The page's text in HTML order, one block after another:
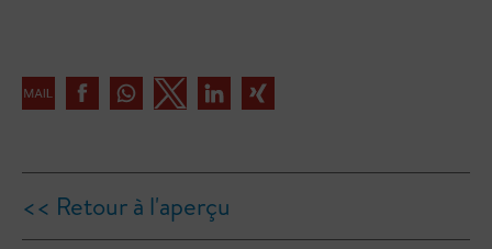
<< Retour à l'aperçu